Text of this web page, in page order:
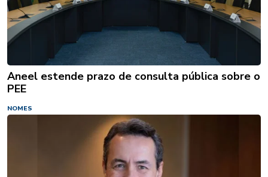
Aneel estende prazo de consulta pública sobre o
PEE
NOMES